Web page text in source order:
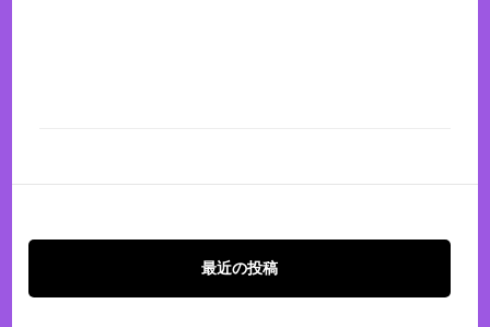
最近の投稿